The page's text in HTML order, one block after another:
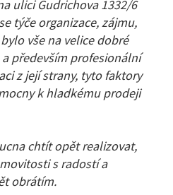
ulici Gudrichova 1332/6
týče organizace, zájmu,
vše na velice dobré
především profesionální
z její strany, tyto faktory
k hladkému prodeji
chtít opět realizovat,
s radostí a
obrátím.